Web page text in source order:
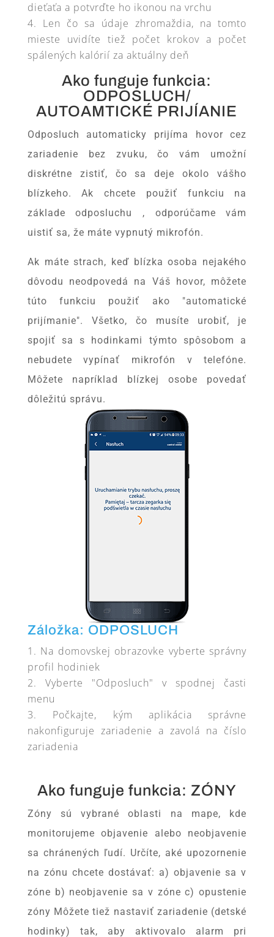
dieťaťa a potvrďte ho ikonou na vrchu
Len čo sa údaje zhromaždia, na tomto
mieste uvidíte tiež počet krokov a počet
spálených kalórií za aktuálny deň
Ako funguje funkcia:
ODPOSLUCH/
AUTOAMTICKÉ PRIJÍANIE
Odposluch automaticky prijíma hovor cez
zariadenie bez zvuku, čo vám umožní
diskrétne zistiť, čo sa deje okolo vášho
blízkeho. Ak chcete použiť funkciu na
základe odposluchu , odporúčame vám
uistiť sa, že máte vypnutý mikrofón.
Ak máte strach, keď blízka osoba nejakého
dôvodu neodpovedá na Váš hovor, môžete
túto funkciu použiť ako "automatické
prijímanie". Všetko, čo musíte urobiť, je
spojiť sa s hodinkami týmto spôsobom a
nebudete vypínať mikrofón v telefóne.
Môžete napríklad blízkej osobe povedať
dôležitú správu.
Záložka: ODPOSLUCH
Na domovskej obrazovke vyberte správny
profil hodiniek
Vyberte "Odposluch" v spodnej časti
menu
Počkajte, kým aplikácia správne
nakonfiguruje zariadenie a zavolá na číslo
zariadenia
Ako funguje funkcia: ZÓNY
Zóny sú vybrané oblasti na mape, kde
monitorujeme objavenie alebo neobjavenie
sa chránených ľudí. Určíte, aké upozornenie
na zónu chcete dostávať: a) objavenie sa v
zóne b) neobjavenie sa v zóne c) opustenie
zóny Môžete tiež nastaviť zariadenie (detské
hodinky) tak, aby aktivovalo alarm pri